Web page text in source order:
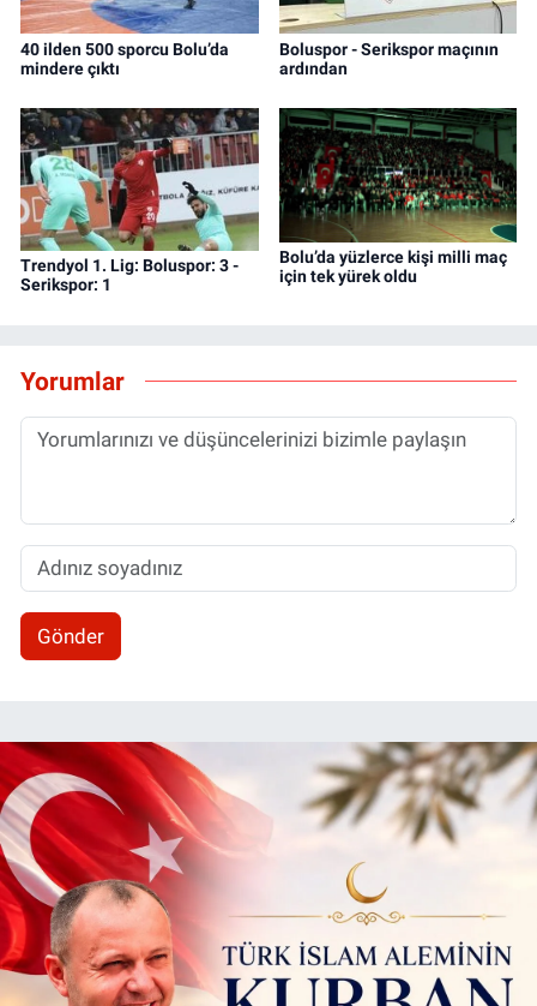
40 ilden 500 sporcu Bolu’da
mindere çıktı
Boluspor - Serikspor maçının
ardından
Trendyol 1. Lig: Boluspor: 3 -
Serikspor: 1
Bolu’da yüzlerce kişi milli maç
için tek yürek oldu
Yorumlar
Gönder